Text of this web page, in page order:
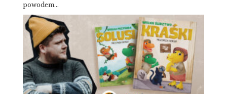
powodem…